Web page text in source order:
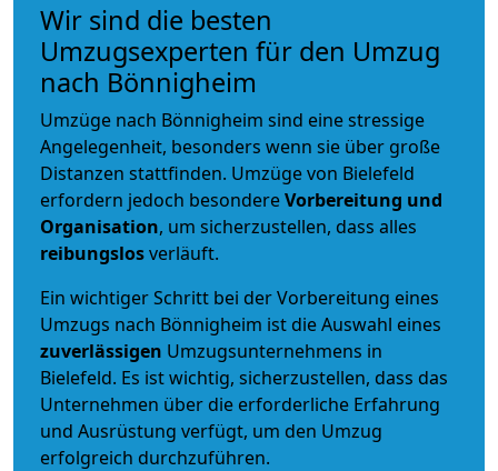
Wir sind die besten
Umzugsexperten für den Umzug
nach Bönnigheim
Umzüge nach Bönnigheim sind eine stressige
Angelegenheit, besonders wenn sie über große
Distanzen stattfinden. Umzüge von Bielefeld
erfordern jedoch besondereVorbereitung und
Organisation, um sicherzustellen, dass alles
reibungslosverläuft.
Ein wichtiger Schritt bei der Vorbereitung eines
Umzugs nach Bönnigheim ist die Auswahl eines
zuverlässigen Umzugsunternehmens in
Bielefeld. Es ist wichtig, sicherzustellen, dass das
Unternehmen über die erforderliche Erfahrung
und Ausrüstung verfügt, um den Umzug
erfolgreich durchzuführen.